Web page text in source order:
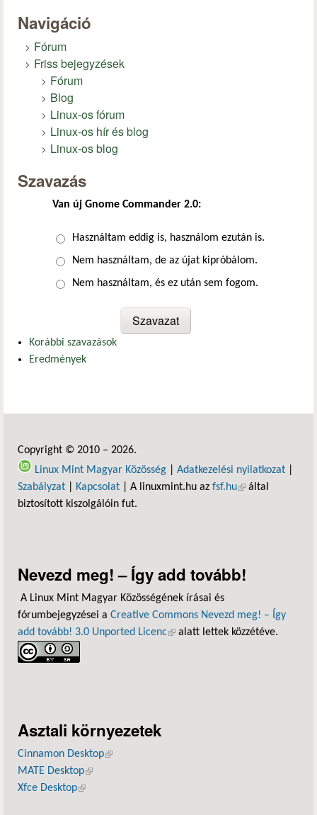
Navigáció
Fórum
Friss bejegyzések
Fórum
Blog
Linux-os fórum
Linux-os hír és blog
Linux-os blog
Szavazás
Van új Gnome Commander 2.0:
Választások
Használtam eddig is, használom ezután is.
Nem használtam, de az újat kipróbálom.
Nem használtam, és ez után sem fogom.
Korábbi szavazások
Eredmények
Copyright © 2010 – 2026.
Linux Mint Magyar Közösség
Adatkezelési nyilatkozat
Szabályzat
Kapcsolat | A linuxmint.hu az fsf.hu(külső hivatkozás)
által
biztosított kiszolgálóin fut.
Nevezd meg! – Így add tovább!
A Linux Mint Magyar Közösségének írásai és
fórumbejegyzései a Creative Commons Nevezd meg! – Így
add tovább! 3.0 Unported Licenc(külső hivatkozás)
alatt lettek közzétéve.
Asztali környezetek
Cinnamon Desktop(külső hivatkozás)
MATE Desktop(külső hivatkozás)
Xfce Desktop(külső hivatkozás)